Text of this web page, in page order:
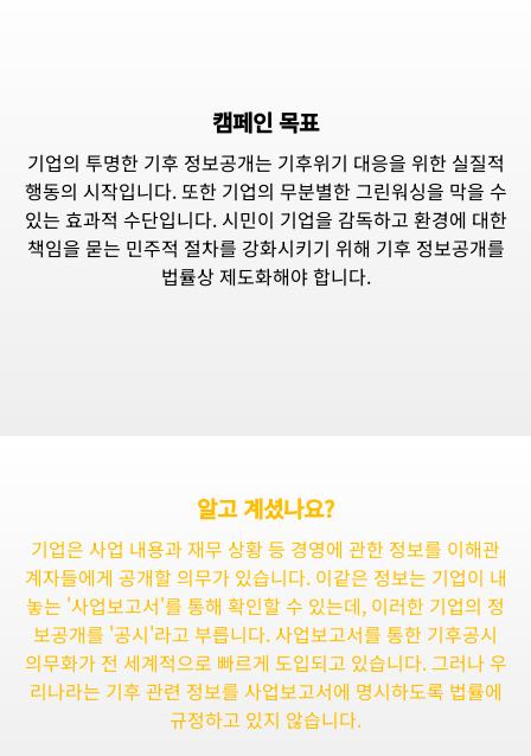
캠페인 목표
기업의 투명한 기후 정보공개는 기후위기 대응을 위한 실질적
행동의 시작입니다. 또한 기업의 무분별한 그린워싱을 막을 수
있는 효과적 수단입니다. 시민이 기업을 감독하고 환경에 대한
책임을 묻는 민주적 절차를 강화시키기 위해 기후 정보공개를
법률상 제도화해야 합니다.
알고 계셨나요?
기업은 사업 내용과 재무 상황 등 경영에 관한 정보를 이해관
계자들에게 공개할 의무가 있습니다. 이같은 정보는 기업이 내
놓는 '사업보고서'를 통해 확인할 수 있는데, 이러한 기업의 정
보공개를 '공시'라고 부릅니다. 사업보고서를 통한 기후공시
의무화가 전 세계적으로 빠르게 도입되고 있습니다. 그러나 우
리나라는 기후 관련 정보를 사업보고서에 명시하도록 법률에
규정하고 있지 않습니다.